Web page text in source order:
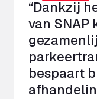
“Dankzij
van SNAP
bespaart